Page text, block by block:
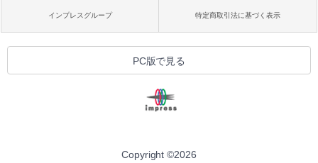
インプレスグループ 特定商取引法に基づく表示
PC版で見る
Copyright ©2026